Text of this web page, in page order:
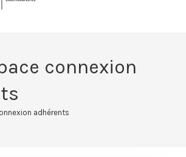
connexion
adhérents